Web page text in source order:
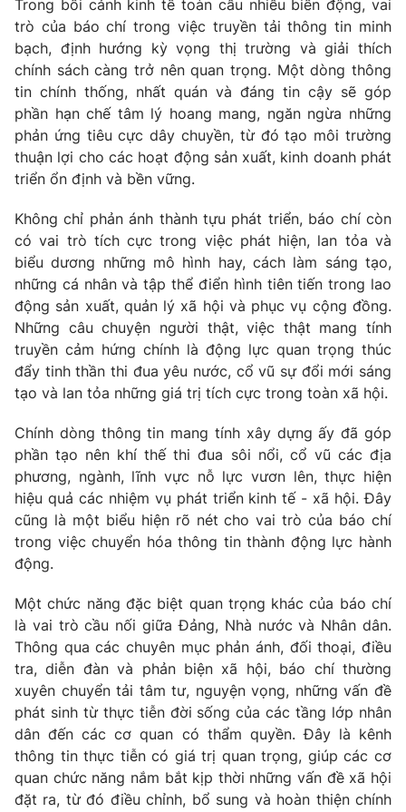
Trong bối cảnh kinh tế toàn cầu nhiều biến động, vai
trò của báo chí trong việc truyền tải thông tin minh
bạch, định hướng kỳ vọng thị trường và giải thích
chính sách càng trở nên quan trọng. Một dòng thông
tin chính thống, nhất quán và đáng tin cậy sẽ góp
phần hạn chế tâm lý hoang mang, ngăn ngừa những
phản ứng tiêu cực dây chuyền, từ đó tạo môi trường
thuận lợi cho các hoạt động sản xuất, kinh doanh phát
triển ổn định và bền vững.
Không chỉ phản ánh thành tựu phát triển, báo chí còn
có vai trò tích cực trong việc phát hiện, lan tỏa và
biểu dương những mô hình hay, cách làm sáng tạo,
những cá nhân và tập thể điển hình tiên tiến trong lao
động sản xuất, quản lý xã hội và phục vụ cộng đồng.
Những câu chuyện người thật, việc thật mang tính
truyền cảm hứng chính là động lực quan trọng thúc
đẩy tinh thần thi đua yêu nước, cổ vũ sự đổi mới sáng
tạo và lan tỏa những giá trị tích cực trong toàn xã hội.
Chính dòng thông tin mang tính xây dựng ấy đã góp
phần tạo nên khí thế thi đua sôi nổi, cổ vũ các địa
phương, ngành, lĩnh vực nỗ lực vươn lên, thực hiện
hiệu quả các nhiệm vụ phát triển kinh tế - xã hội. Đây
cũng là một biểu hiện rõ nét cho vai trò của báo chí
trong việc chuyển hóa thông tin thành động lực hành
động.
Một chức năng đặc biệt quan trọng khác của báo chí
là vai trò cầu nối giữa Đảng, Nhà nước và Nhân dân.
Thông qua các chuyên mục phản ánh, đối thoại, điều
tra, diễn đàn và phản biện xã hội, báo chí thường
xuyên chuyển tải tâm tư, nguyện vọng, những vấn đề
phát sinh từ thực tiễn đời sống của các tầng lớp nhân
dân đến các cơ quan có thẩm quyền. Đây là kênh
thông tin thực tiễn có giá trị quan trọng, giúp các cơ
quan chức năng nắm bắt kịp thời những vấn đề xã hội
đặt ra, từ đó điều chỉnh, bổ sung và hoàn thiện chính